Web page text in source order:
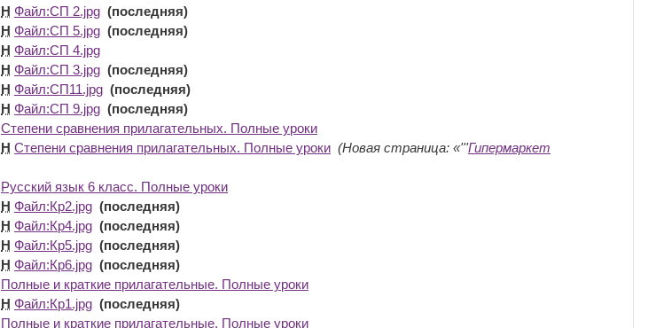
Н Файл:СП 2.jpg (последняя)
Н Файл:СП 5.jpg (последняя)
Н Файл:СП 4.jpg
Н Файл:СП 3.jpg (последняя)
Н Файл:СП11.jpg (последняя)
Н Файл:СП 9.jpg (последняя)
Степени сравнения прилагательных. Полные уроки
Н Степени сравнения прилагательных. Полные уроки (Новая страница: «'''Гипермаркет
Русский язык 6 класс. Полные уроки
Н Файл:Кр2.jpg (последняя)
Н Файл:Кр4.jpg (последняя)
Н Файл:Кр5.jpg (последняя)
Н Файл:Кр6.jpg (последняя)
Полные и краткие прилагательные. Полные уроки
Н Файл:Кр1.jpg (последняя)
Полные и краткие прилагательные. Полные уроки